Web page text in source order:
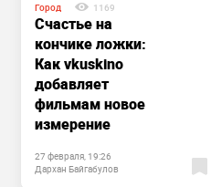
Город 1169
Счастье на
кончике ложки:
Как vkuskino
добавляет
фильмам новое
измерение
27 февраля, 19:26
Дархан Байгабулов